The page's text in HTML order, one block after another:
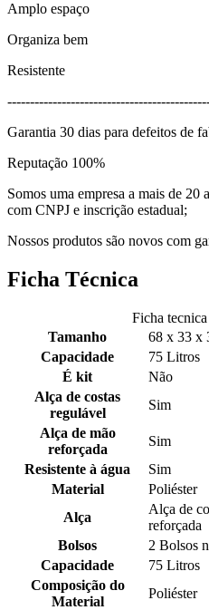
Amplo espaço
Organiza bem
Resistente
Garantia 30 dias para defeitos de
Reputação 100%
Somos uma empresa a mais de 20
com CNPJ e inscrição estadual;
Nossos produtos são novos com
Ficha Técnica
Ficha
Tamanho
68 x 33 x
Capacidade
75 Litros
É kit
Não
Alça de costas
regulável
Sim
Alça de mão
reforçada
Sim
Resistente à água
Sim
Material
Poliéster
Alça
Alça de
reforçada
Bolsos
2 Bolsos
Capacidade
75 Litros
Composição do
Material
Poliéster